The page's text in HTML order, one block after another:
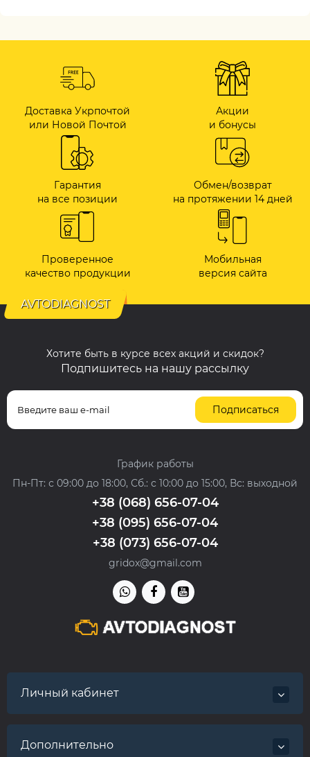
Доставка Укрпочтой
или Новой Почтой
Акции
и бонусы
Гарантия
на все позиции
Обмен/возврат
на протяжении 14 дней
Проверенное
качество продукции
Мобильная
версия сайта
AVTODIAGNOST
Хотите быть в курсе всех акций и скидок?
Подпишитесь на нашу рассылку
Подписаться
График работы
Пн-Пт: с 09:00 до 18:00, Сб.: с 10:00 до 15:00, Вс: выходной
+38 (068) 656-07-04
+38 (095) 656-07-04
+38 (073) 656-07-04
gridox@gmail.com
Личный кабинет
Дополнительно